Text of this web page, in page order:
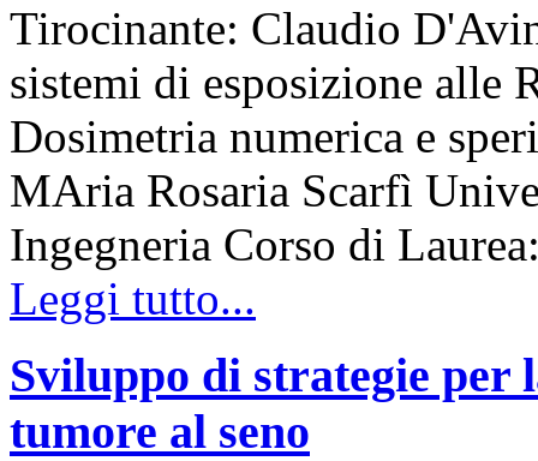
Tirocinante: Claudio
sistemi di esposizione alle
Dosimetria numerica e
MAria Rosaria Scarfì
Ingegneria Corso di
Leggi tutto...
Sviluppo di strategie per
tumore al seno